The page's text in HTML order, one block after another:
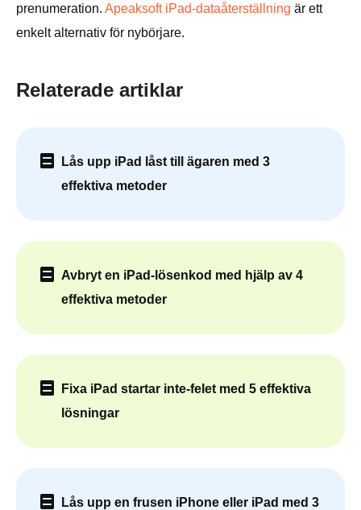
prenumeration. Apeaksoft iPad-dataåterställning är ett
enkelt alternativ för nybörjare.
Relaterade artiklar
Lås upp iPad låst till ägaren med 3
effektiva metoder
Avbryt en iPad-lösenkod med hjälp av 4
effektiva metoder
Fixa iPad startar inte-felet med 5 effektiva
lösningar
Lås upp en frusen iPhone eller iPad med 3